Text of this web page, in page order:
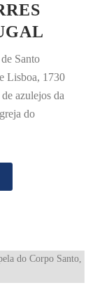
Santo
Lisboa, 1730
azulejos da
do